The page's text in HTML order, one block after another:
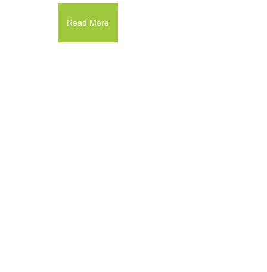
Read More